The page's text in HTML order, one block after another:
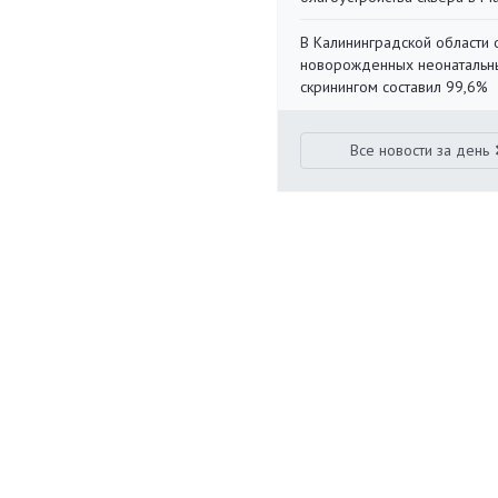
В Калининградской области
новорожденных
скринингом составил 99,6%
Все новости за день